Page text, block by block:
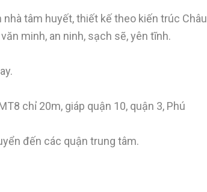
tâm huyết, thiết kế theo kiến trúc Châu
minh, an ninh, sạch sẽ, yên tĩnh.
chỉ 20m, giáp quận 10, quận 3, Phú
đến các quận trung tâm.